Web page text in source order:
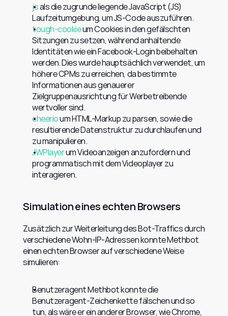
js als die zugrunde liegende JavaScript (JS)
Laufzeitumgebung, um JS-Code auszuführen.
tough-cookie um Cookies in den gefälschten
Sitzungen zu setzen, während anhaltende
Identitäten wie ein Facebook-Login beibehalten
werden. Dies wurde hauptsächlich verwendet, um
höhere CPMs zu erreichen, da bestimmte
Informationen aus genauerer
Zielgruppenausrichtung für Werbetreibende
wertvoller sind.
cheerio um HTML-Markup zu parsen, sowie die
resultierende Datenstruktur zu durchlaufen und
zu manipulieren.
JWPlayer um Videoanzeigen anzufordern und
programmatisch mit dem Videoplayer zu
interagieren.
Simulation eines echten Browsers
Zusätzlich zur Weiterleitung des Bot-Traffics durch
verschiedene Wohn-IP-Adressen konnte Methbot
einen echten Browser auf verschiedene Weise
simulieren:
Benutzeragent Methbot konnte die
Benutzeragent-Zeichenkette fälschen und so
tun, als wäre er ein anderer Browser, wie Chrome,